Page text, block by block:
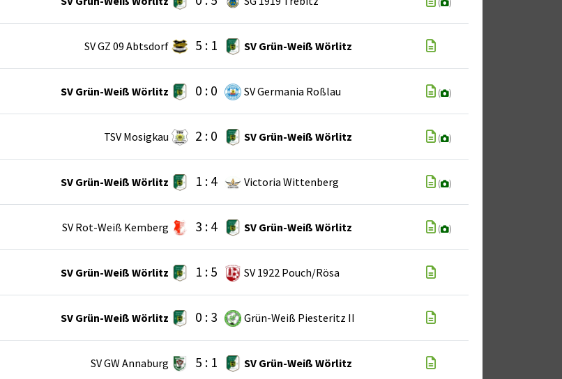
SV GZ 09 Abtsdorf 5 : 1 SV Grün-Weiß Wörlitz
SV Grün-Weiß Wörlitz 0 : 0 SV Germania Roßlau ( )
TSV Mosigkau 2 : 0 SV Grün-Weiß Wörlitz ( )
SV Grün-Weiß Wörlitz 1 : 4 Victoria Wittenberg ( )
SV Rot-Weiß Kemberg 3 : 4 SV Grün-Weiß Wörlitz ( )
SV Grün-Weiß Wörlitz 1 : 5 SV 1922 Pouch/Rösa
SV Grün-Weiß Wörlitz 0 : 3 Grün-Weiß Piesteritz II
SV GW Annaburg 5 : 1 SV Grün-Weiß Wörlitz